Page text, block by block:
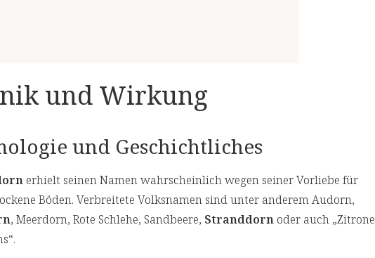
und Wirkung
und Geschichtliches
erhielt seinen Namen wahrscheinlich wegen seiner Vorliebe für
Böden. Verbreitete Volksnamen sind unter anderem Audorn,
, Meerdorn, Rote Schlehe, Sandbeere, Stranddornoder auch „Zitrone